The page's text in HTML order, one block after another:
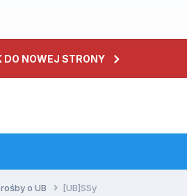
DO NOWEJ STRONY
o UB [UB]SSy